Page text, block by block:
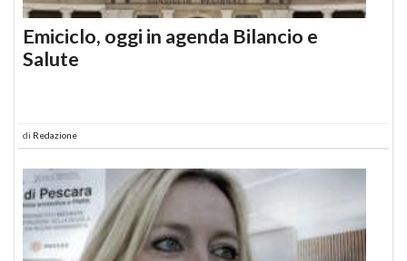
Emiciclo, oggi in agenda Bilancio e
Salute
di Redazione